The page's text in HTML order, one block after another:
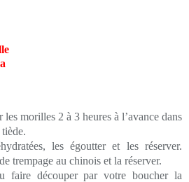
les morilles 2 à 3 heures à l’avance dans
les égoutter et les réserver.
trempage au chinois et la réserver.
faire découper par votre boucher la